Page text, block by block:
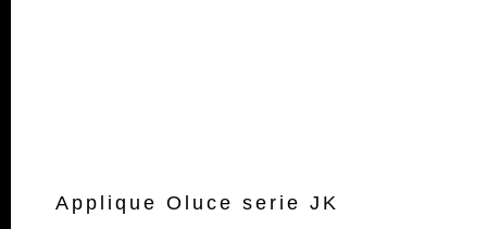
Applique Oluce serie JK